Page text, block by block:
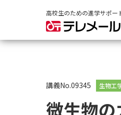
高校生のための進学サポー
講義No.09345 生物工
微生物